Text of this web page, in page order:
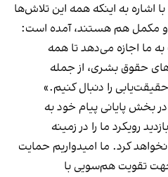
اشاره به اینکه همه این تلاش‌ها
و مکمل هم هستند، آمده است:
ما اجازه می‌دهد تا همه
حقوق بشری، از جمله
را دنبال کنیم.»
بخش پایانی پیام خود به
رویکرد ما را در زمینه
کرد. ما امیدواریم حمایت
تقویت هم‌سویی با